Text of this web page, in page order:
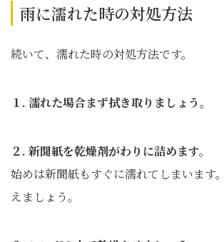
雨に濡れた時の対処方法
続いて、濡れた時の対処方法です。
１. 濡れた場合まず拭き取りましょう。
２. 新聞紙を乾燥剤がわりに詰めます。
始めは新聞紙もすぐに濡れてしまいます
えましょう。